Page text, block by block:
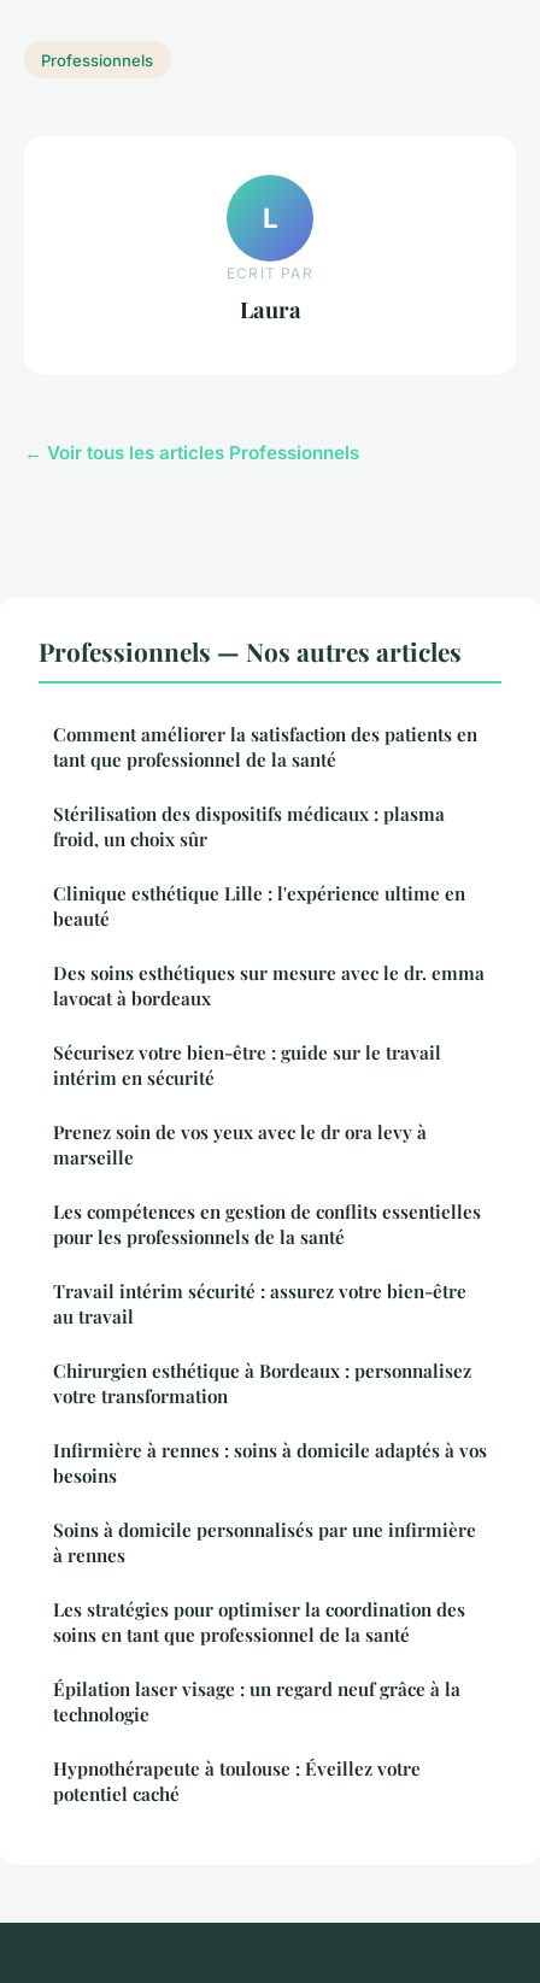
Professionnels
L
ECRIT PAR
Laura
← Voir tous les articles Professionnels
Professionnels — Nos autres articles
Comment améliorer la satisfaction des patients en
tant que professionnel de la santé
Stérilisation des dispositifs médicaux : plasma
froid, un choix sûr
Clinique esthétique Lille : l'expérience ultime en
beauté
Des soins esthétiques sur mesure avec le dr. emma
lavocat à bordeaux
Sécurisez votre bien-être : guide sur le travail
intérim en sécurité
Prenez soin de vos yeux avec le dr ora levy à
marseille
Les compétences en gestion de conflits essentielles
pour les professionnels de la santé
Travail intérim sécurité : assurez votre bien-être
au travail
Chirurgien esthétique à Bordeaux : personnalisez
votre transformation
Infirmière à rennes : soins à domicile adaptés à vos
besoins
Soins à domicile personnalisés par une infirmière
à rennes
Les stratégies pour optimiser la coordination des
soins en tant que professionnel de la santé
Épilation laser visage : un regard neuf grâce à la
technologie
Hypnothérapeute à toulouse : Éveillez votre
potentiel caché